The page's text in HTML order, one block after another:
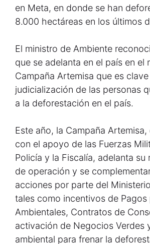
en Meta, en donde se han
8.000 hectáreas en los últimos
El ministro de Ambiente
que se adelanta en el país en el
Campaña Artemisa que es
judicialización de las personas
a la deforestación en el país.
Este año, la Campaña
con el apoyo de las Fuerzas
Policía y la Fiscalía, adelanta su
de operación y se
acciones por parte del
tales como incentivos de Pagos
Ambientales, Contratos de
activación de Negocios Verdes
ambiental para frenar la